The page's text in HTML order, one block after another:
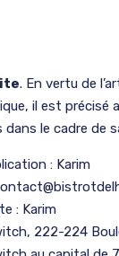
. En vertu de
il est
le cadre de
: Karim
: Karim
222-224